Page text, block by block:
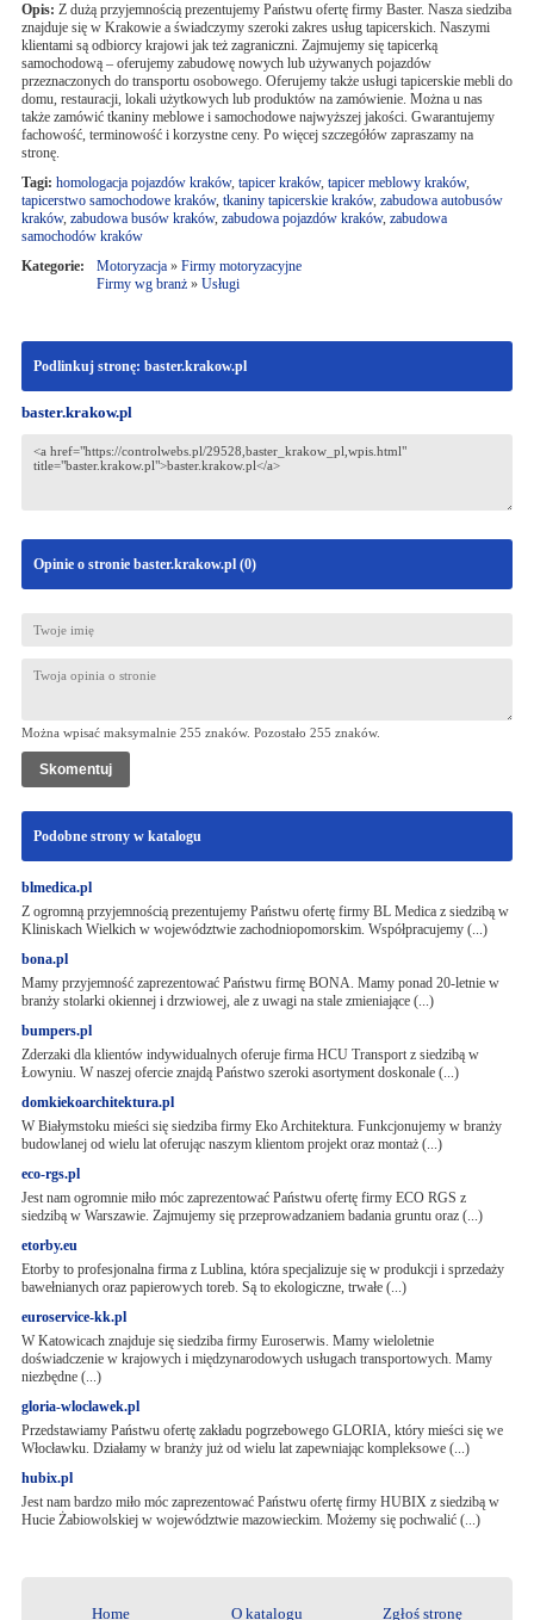
Opis: Z dużą przyjemnością prezentujemy Państwu ofertę firmy Baster. Nasza siedziba
znajduje się w Krakowie a świadczymy szeroki zakres usług tapicerskich. Naszymi
klientami są odbiorcy krajowi jak też zagraniczni. Zajmujemy się tapicerką
samochodową – oferujemy zabudowę nowych lub używanych pojazdów
przeznaczonych do transportu osobowego. Oferujemy także usługi tapicerskie mebli do
domu, restauracji, lokali użytkowych lub produktów na zamówienie. Można u nas
także zamówić tkaniny meblowe i samochodowe najwyższej jakości. Gwarantujemy
fachowość, terminowość i korzystne ceny. Po więcej szczegółów zapraszamy na
stronę.
Tagi: homologacja pojazdów kraków, tapicer kraków, tapicer meblowy kraków,
tapicerstwo samochodowe kraków, tkaniny tapicerskie kraków, zabudowa autobusów
kraków, zabudowa busów kraków, zabudowa pojazdów kraków, zabudowa
samochodów kraków
Kategorie:
Motoryzacja» Firmy motoryzacyjne
Firmy wg branż» Usługi
Podlinkuj stronę: baster.krakow.pl
baster.krakow.pl
Opinie o stronie baster.krakow.pl (0)
Można wpisać maksymalnie 255 znaków. Pozostało 255 znaków.
Podobne strony w katalogu
blmedica.pl
Z ogromną przyjemnością prezentujemy Państwu ofertę firmy BL Medica z siedzibą w
Kliniskach Wielkich w województwie zachodniopomorskim. Współpracujemy (...)
bona.pl
Mamy przyjemność zaprezentować Państwu firmę BONA. Mamy ponad 20-letnie w
branży stolarki okiennej i drzwiowej, ale z uwagi na stale zmieniające (...)
bumpers.pl
Zderzaki dla klientów indywidualnych oferuje firma HCU Transport z siedzibą w
Łowyniu. W naszej ofercie znajdą Państwo szeroki asortyment doskonale (...)
domkiekoarchitektura.pl
W Białymstoku mieści się siedziba firmy Eko Architektura. Funkcjonujemy w branży
budowlanej od wielu lat oferując naszym klientom projekt oraz montaż (...)
eco-rgs.pl
Jest nam ogromnie miło móc zaprezentować Państwu ofertę firmy ECO RGS z
siedzibą w Warszawie. Zajmujemy się przeprowadzaniem badania gruntu oraz (...)
etorby.eu
Etorby to profesjonalna firma z Lublina, która specjalizuje się w produkcji i sprzedaży
bawełnianych oraz papierowych toreb. Są to ekologiczne, trwałe (...)
euroservice-kk.pl
W Katowicach znajduje się siedziba firmy Euroserwis. Mamy wieloletnie
doświadczenie w krajowych i międzynarodowych usługach transportowych. Mamy
niezbędne (...)
gloria-wloclawek.pl
Przedstawiamy Państwu ofertę zakładu pogrzebowego GLORIA, który mieści się we
Włocławku. Działamy w branży już od wielu lat zapewniając kompleksowe (...)
hubix.pl
Jest nam bardzo miło móc zaprezentować Państwu ofertę firmy HUBIX z siedzibą w
Hucie Żabiowolskiej w województwie mazowieckim. Możemy się pochwalić (...)
Home O katalogu Zgłoś stronę